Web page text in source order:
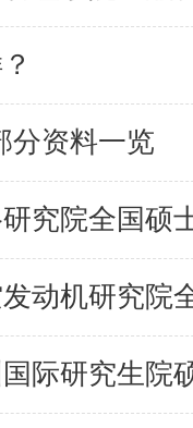
盖伟新、贾
汝嘉耘、沈
于敦山
衡文正、胡
卢奕鹏、王
文刚、杨振
雨晴
分资料一览
际研究生院